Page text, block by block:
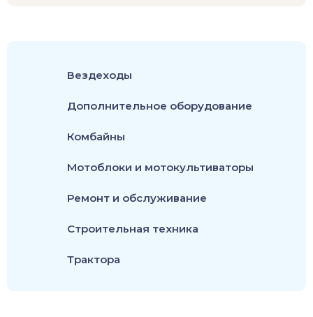
Вездеходы
Дополнительное оборудование
Комбайны
Мотоблоки и мотокультиваторы
Ремонт и обслуживание
Строительная техника
Трактора